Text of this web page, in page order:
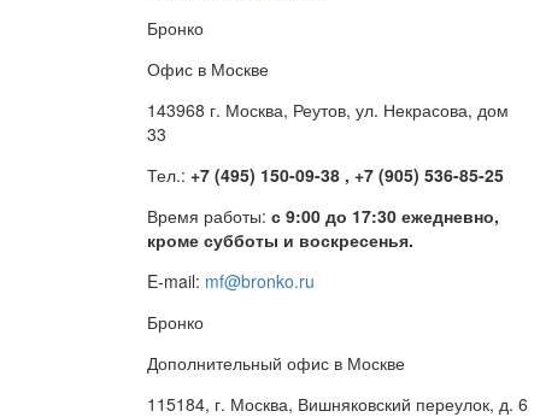
Бронко
Офис в Москве
143968 г. Москва, Реутов, ул. Некрасова, дом
33
Тел.: +7 (495) 150-09-38 , +7 (905) 536-85-25
Время работы: с 9:00 до 17:30 ежедневно,
кроме субботы и воскресенья.
E-mail: mf@bronko.ru
Бронко
Дополнительный офис в Москве
115184, г. Москва, Вишняковский переулок, д. 6